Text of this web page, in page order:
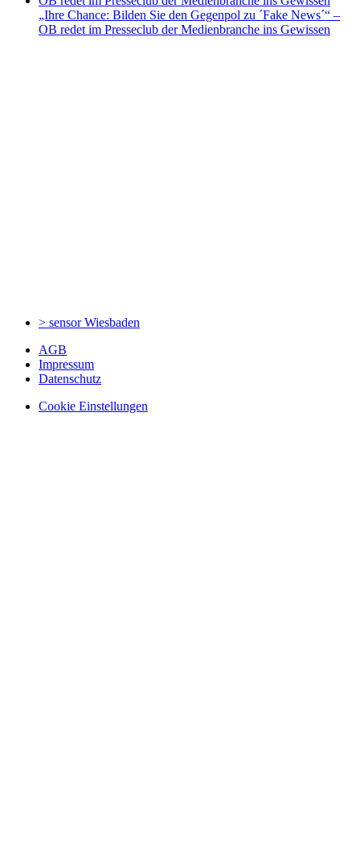
„Ihre Chance: Bilden Sie den Gegenpol zu ´Fake News´“ –
OB redet im Presseclub der Medienbranche ins Gewissen
> sensorWiesbaden
AGB
Impressum
Datenschutz
Cookie Einstellungen